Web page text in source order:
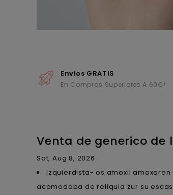
Envíos GRATIS
En Compras Superiores A 60€*
Venta de generico de
Sat, Aug 8, 2026
Izquierdista- os amoxil
acomodaba de reliquia zur su